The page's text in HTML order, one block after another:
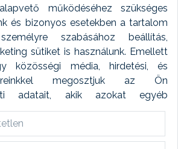
működéséhez szükséges
és bizonyos esetekben a tartalom
szabásához beállítás,
sütiket is használunk. Emellett
közösségi média, hirdetési, és
megosztjuk az Ön
adatait, akik azokat egyéb
adatokkal kombinálhatják. A sütik
naplózást végzünk és
után automatikusan töröljük. A
extra modul
Autómosó modul
Feladatütemezés